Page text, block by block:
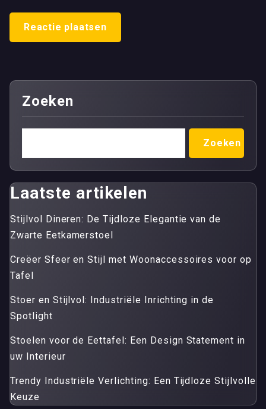
Zoeken
Zoeken
Laatste artikelen
Stijlvol Dineren: De Tijdloze Elegantie van de
Zwarte Eetkamerstoel
Creëer Sfeer en Stijl met Woonaccessoires voor op
Tafel
Stoer en Stijlvol: Industriële Inrichting in de
Spotlight
Stoelen voor de Eettafel: Een Design Statement in
uw Interieur
Trendy Industriële Verlichting: Een Tijdloze Stijlvolle
Keuze